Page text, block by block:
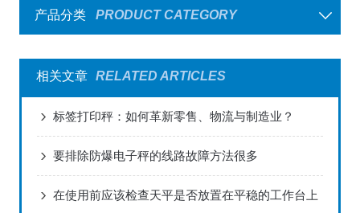
产品分类 PRODUCT CATEGORY
相关文章 RELATED ARTICLES
标签打印秤：如何革新零售、物流与制造业？
要排除防爆电子秤的线路故障方法很多
在使用前应该检查天平是否放置在平稳的工作台上